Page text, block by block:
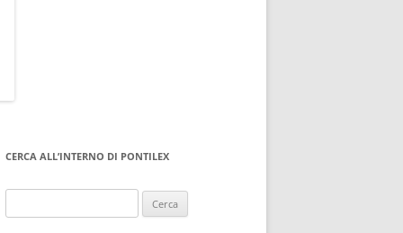
CERCA ALL’INTERNO DI PONTILEX
per: